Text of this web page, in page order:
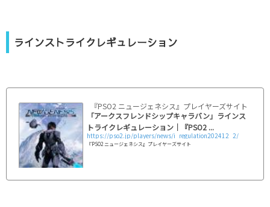
ラインストライクレギュレーション
『PSO2 ニュージェネシス』プレイヤーズサイト｜
「アークスフレンドシップキャラバン」ラインス
トライクレギュレーション｜『PSO2 ...
https://pso2.jp/players/news/i_regulation202412_2/
『PSO2 ニュージェネシス』プレイヤーズサイト